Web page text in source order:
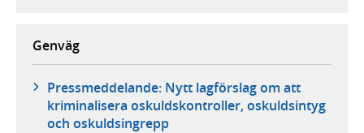
Genväg
Pressmeddelande: Nytt lagförslag om att
kriminalisera oskuldskontroller, oskuldsintyg
och oskuldsingrepp